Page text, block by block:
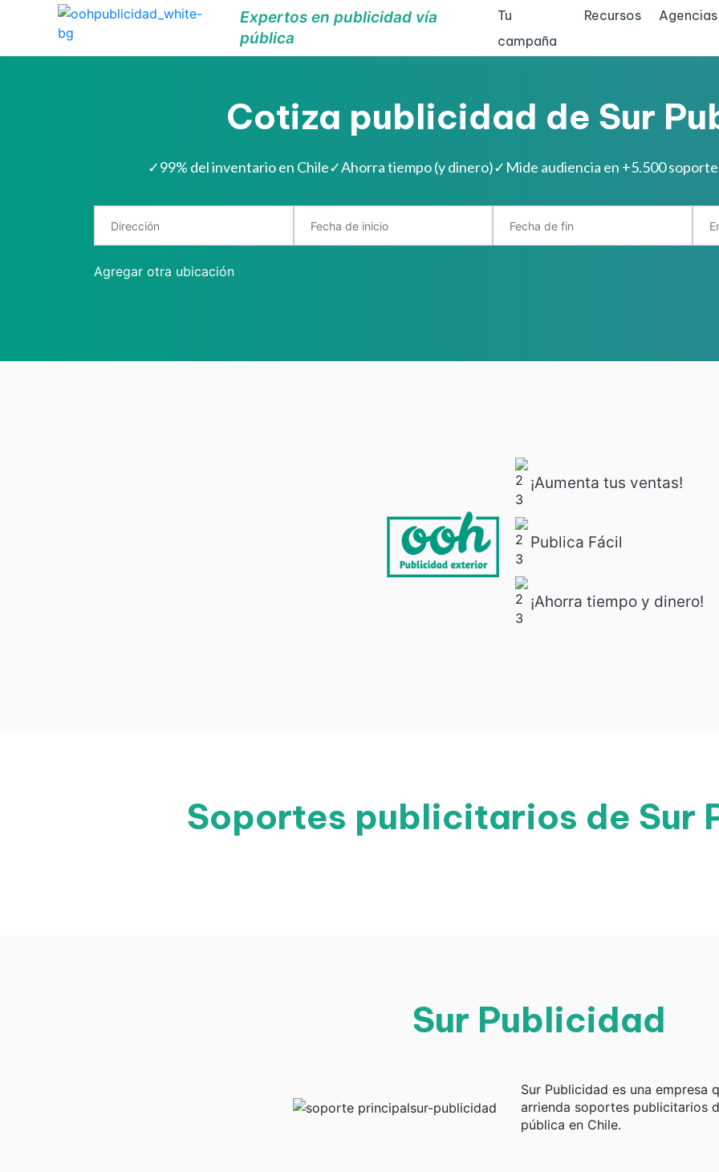
Expertos en publicidad vía
pública
Tu
campaña
Recursos Agencias
Cotiza publicidad de Sur
✓99% del inventario en Chile✓Ahorra tiempo (y dinero)✓ Mide audiencia en +5.500
Agregar otra ubicación
¡Aumenta tus ventas!
Publica Fácil
¡Ahorra tiempo y dinero!
Soportes publicitarios de Sur
Sur Publicidad
Sur Publicidad es una empresa
arrienda soportes publicitarios
pública en Chile.